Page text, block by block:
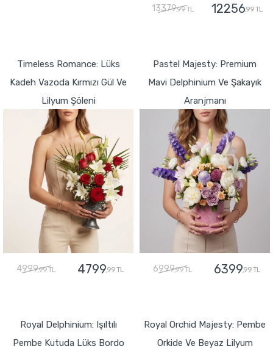
13379,99 TL 12256,99 TL
Timeless Romance: Lüks
Kadeh Vazoda Kırmızı Gül Ve
Lilyum Şöleni
4999,99 TL 4799,99 TL
Pastel Majesty: Premium
Mavi Delphinium Ve Şakayık
Aranjmanı
6999,99 TL 6399,99 TL
Royal Delphinium: Işıltılı
Pembe Kutuda Lüks Bordo
Royal Orchid Majesty: Pembe
Orkide Ve Beyaz Lilyum